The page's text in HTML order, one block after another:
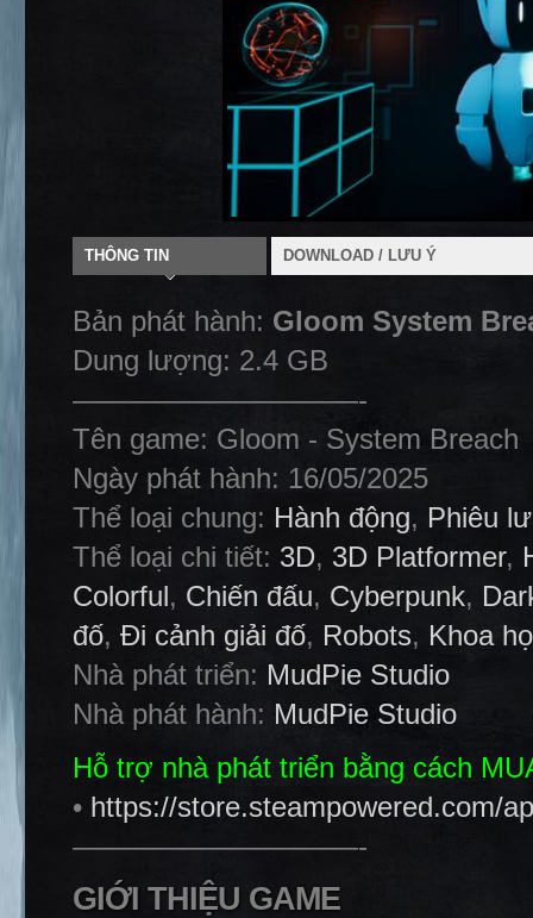
THÔNG TIN DOWNLOAD / LƯU Ý
Bản phát hành: Gloom System
Dung lượng: 2.4 GB
——————————-
Tên game: Gloom - System Breach
Ngày phát hành: 16/05/2025
Thể loại chung: Hành động, Phiêu
Thể loại chi tiết: 3D, 3D Platformer,
Colorful, Chiến đấu, Cyberpunk,
đố, Đi cảnh giải đố, Robots, Khoa
Nhà phát triển: MudPie Studio
Nhà phát hành: MudPie Studio
Hỗ trợ nhà phát triển bằng cách
• https://store.steampowered.com/
——————————-
GIỚI THIỆU GAME